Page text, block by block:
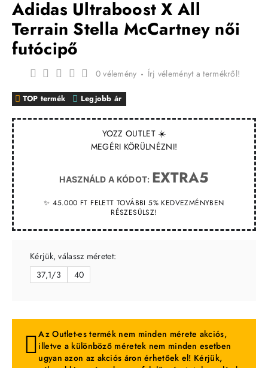
Adidas Ultraboost X All
Terrain Stella McCartney női
futócipő
YOZZ OUTLET ☀️
MEGÉRI KÖRÜLNÉZNI!
HASZNÁLD A KÓDOT: EXTRA5
✨ 45.000 FT FELETT TOVÁBBI 5% KEDVEZMÉNYBEN
RÉSZESÜLSZ!
TOP termék Legjobb ár
0 vélemény - Írj véleményt a termékről!
Kérjük, válassz méretet:
37,1/3
40
Az Outlet-es termék nem minden mérete akciós,
illetve a különböző méretek nem minden esetben
ugyan azon az akciós áron érhetőek el! Kérjük,